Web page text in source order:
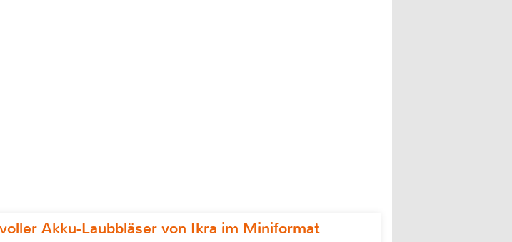
Akku-Laubbläser von Ikra im Miniformat